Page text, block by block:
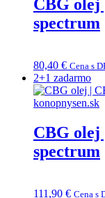
CBG
spectrum
80,40 € Cena s
2+1 zadarmo
CBG olej
spectrum
111,90 € Cena s